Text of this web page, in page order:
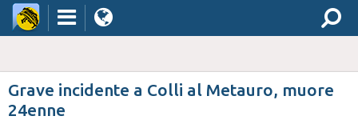
Grave incidente a Colli al Metauro, muore
24enne